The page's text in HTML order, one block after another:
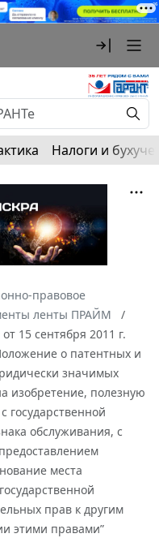
Налоги и
правовое
ленты ПРАЙМ
15 сентября 2011 г.
о патентных и
значимых
изобретение, полезную
обслуживания, с
места
прав к другим
этими правами”